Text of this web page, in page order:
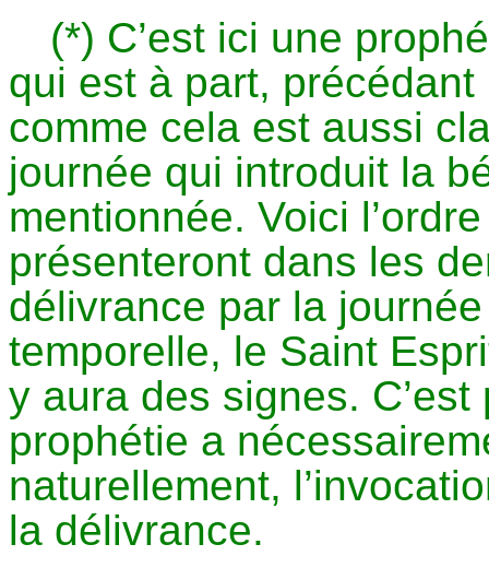
(*) C’est ici une
qui est à part, précédant
comme cela est aussi
journée qui introduit la
mentionnée. Voici
présenteront dans les
délivrance par la
temporelle, le Saint
y aura des signes.
prophétie a
naturellement,
la délivrance.